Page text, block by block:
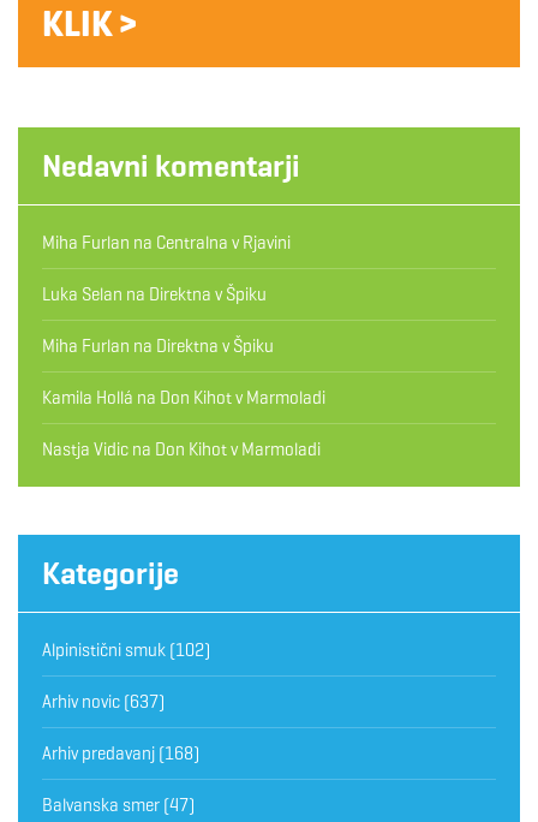
KLIK >
Nedavni komentarji
Miha Furlan na Centralna v Rjavini
Luka Selan na Direktna v Špiku
Miha Furlan na Direktna v Špiku
Kamila Hollá na Don Kihot v Marmoladi
Nastja Vidic na Don Kihot v Marmoladi
Kategorije
Alpinistični smuk (102)
Arhiv novic (637)
Arhiv predavanj (168)
Balvanska smer (47)